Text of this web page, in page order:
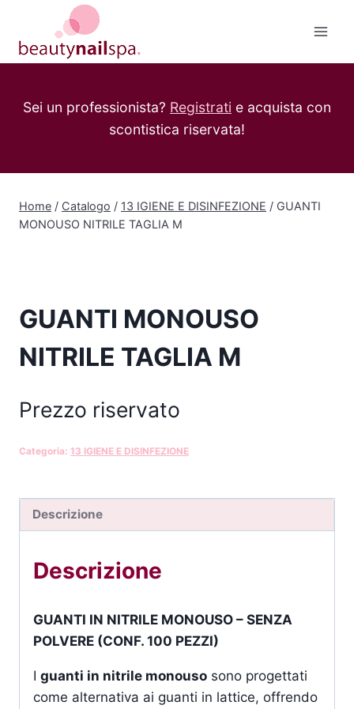
contenuto
Sei un professionista? Registrati e acquista con
scontistica riservata!
Home / Catalogo / 13 IGIENE E DISINFEZIONE / GUANTI
MONOUSO NITRILE TAGLIA M
GUANTI MONOUSO
NITRILE TAGLIA M
Prezzo riservato
Categoria: 13 IGIENE E DISINFEZIONE
Descrizione
Descrizione
GUANTI IN NITRILE MONOUSO – SENZA
POLVERE (CONF. 100 PEZZI)
I guanti in nitrile monouso sono progettati
come alternativa ai guanti in lattice, offrendo